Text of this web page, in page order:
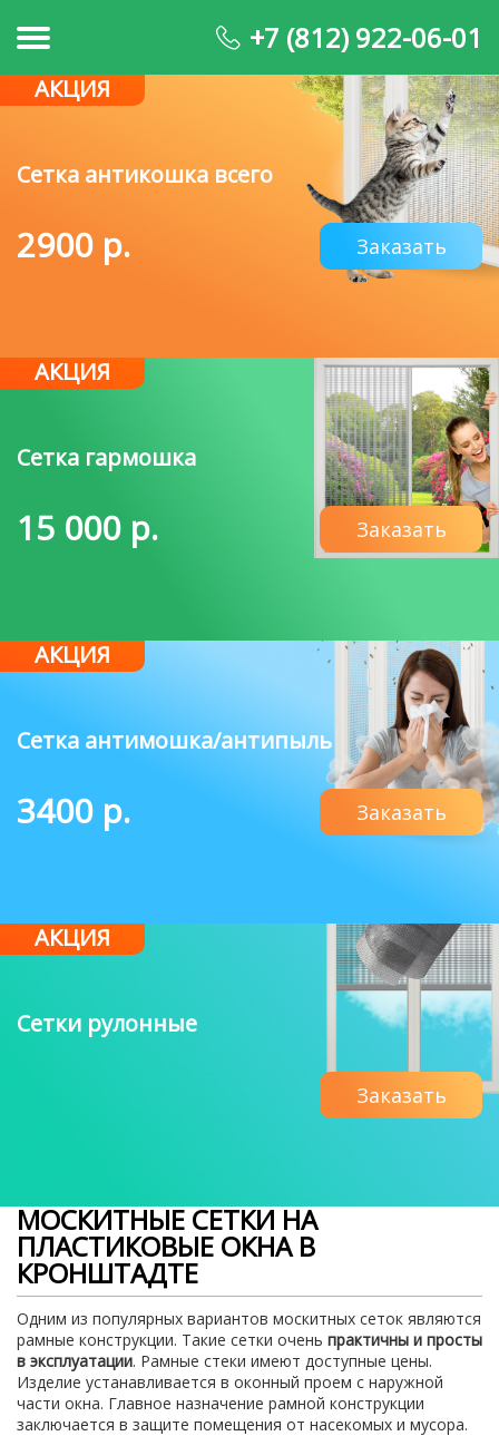
+7 (812) 922-06-01
АКЦИЯ
Сетка антикошка всего
2900 р. Заказать
АКЦИЯ
Сетка гармошка
15 000 р. Заказать
АКЦИЯ
Сетка антимошка/антипыль
3400 р. Заказать
АКЦИЯ
Сетки рулонные
Заказать
МОСКИТНЫЕ СЕТКИ НА
ПЛАСТИКОВЫЕ ОКНА В
КРОНШТАДТЕ
Одним из популярных вариантов москитных сеток являются
рамные конструкции. Такие сетки очень практичны и просты
в эксплуатации. Рамные стеки имеют доступные цены.
Изделие устанавливается в оконный проем с наружной
части окна. Главное назначение рамной конструкции
заключается в защите помещения от насекомых и мусора.